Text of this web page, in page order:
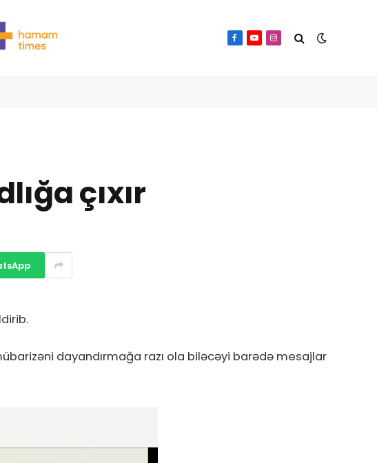
Facebook
YouTube
Instagram
çıxır
dayandırmağa razı ola biləcəyi barədə mesajlar